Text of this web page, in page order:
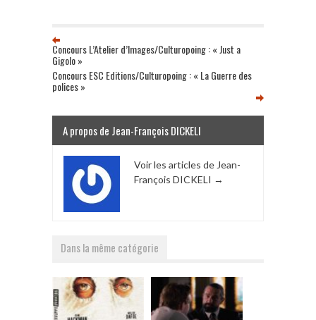
Concours L’Atelier d’Images/Culturopoing : « Just a
Gigolo »
Concours ESC Editions/Culturopoing : « La Guerre des
polices »
A propos de Jean-François DICKELI
Voir les articles de Jean-
François DICKELI →
Dans la même catégorie